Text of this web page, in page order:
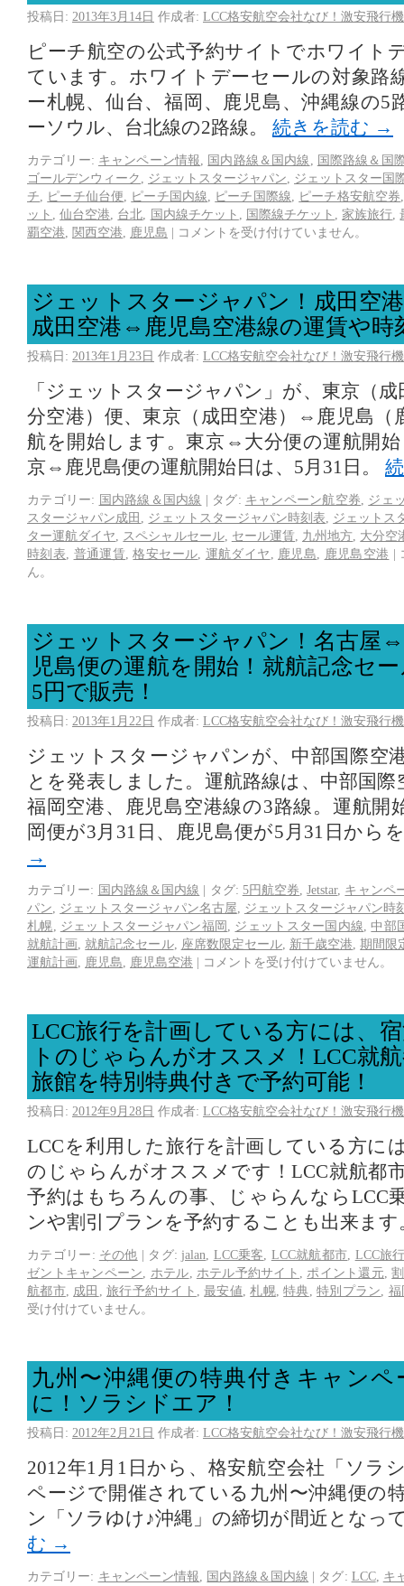
投稿日: 2013年3月14日 作成者: LCC格安航空会社なび！激安飛行
ピーチ航空の公式予約サイトでホワイト
ています。ホワイトデーセールの対象路
ー札幌、仙台、福岡、鹿児島、沖縄線の5
ーソウル、台北線の2路線。 続きを読む →
カテゴリー: キャンペーン情報 国内路線＆国内線
国際路線＆国
ゴールデンウィーク
ジェットスタージャパン
ジェットスター国
チ
ピーチ仙台便 ピーチ国内線 ピーチ国際線 ピーチ格安航空券
ット
,仙台空港 台北 国内線チケット 国際線チケット ,家族旅行 ,
覇空港
関西空港 鹿児島 | コメントを受け付けていません。
ジェットスタージャパン！成田空
成田空港⇔鹿児島空港線の運賃や時
投稿日: 2013年1月23日 作成者: LCC格安航空会社なび！激安飛行
「ジェットスタージャパン」が、東京（
分空港）便、東京（成田空港）⇔鹿児島（
航を開始します。東京⇔大分便の運航開始
京⇔鹿児島便の運航開始日は、5月31日。
カテゴリー: 国内路線＆国内線 | タグ: キャンペーン航空券
ジェ
スタージャパン成田
ジェットスタージャパン時刻表
ジェットス
ター運航ダイヤ
スペシャルセール, セール運賃 九州地方 大分空
時刻表
普通運賃 ,格安セール 運航ダイヤ 鹿児島 鹿児島空港 |
ん。
ジェットスタージャパン！名古屋
児島便の運航を開始！就航記念セ
5円で販売！
投稿日: 2013年1月22日 作成者: LCC格安航空会社なび！激安飛行
ジェットスタージャパンが、中部国際空
とを発表しました。運航路線は、中部国
福岡空港、鹿児島空港線の3路線。運航開
岡便が3月31日、鹿児島便が5月31日から
→
カテゴリー: 国内路線＆国内線 | タグ: 5円航空券 ,Jetstar, キャンペ
パン
ジェットスタージャパン名古屋
ジェットスタージャパン時
札幌
ジェットスタージャパン福岡 ジェットスター国内線 ,中部
就航計画 就航記念セール, 座席数限定セール, 新千歳空港 ,期間限
運航計画
鹿児島 鹿児島空港 | コメントを受け付けていません。
LCC旅行を計画している方には、
トのじゃらんがオススメ！LCC就
旅館を特別特典付きで予約可能！
投稿日: 2012年9月28日 作成者: LCC格安航空会社なび！激安飛行
LCCを利用した旅行を計画している方に
のじゃらんがオススメです！LCC就航都
予約はもちろんの事、じゃらんならLCC
ンや割引プランを予約することも出来ま
カテゴリー: その他 | タグ: jalan LCC乗客 LCC就航都市 LCC旅
ゼントキャンペーン
ホテル ホテル予約サイト ポイント還元 ,
航都市, 成田 旅行予約サイト ,最安値 ,札幌,特典 特別プラン
福
受け付けていません。
九州〜沖縄便の特典付きキャンペ
に！ソラシドエア！
投稿日: 2012年2月21日 作成者: LCC格安航空会社なび！激安飛行
2012年1月1日から、格安航空会社「ソラ
ページで開催されている九州〜沖縄便の
ン「ソラゆけ♪沖縄」の締切が間近となっ
む →
カテゴリー: キャンペーン情報 国内路線＆国内線 | タグ: LCC, キ